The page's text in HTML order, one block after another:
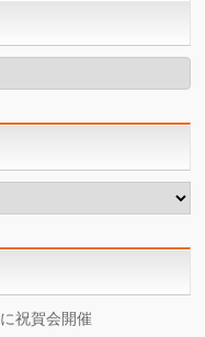
祝賀会開催